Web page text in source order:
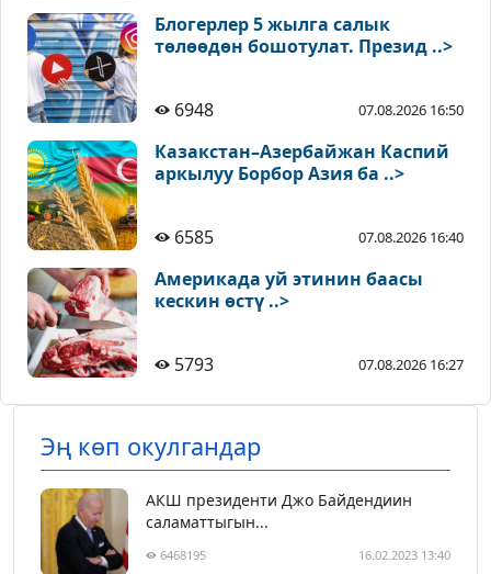
Блогерлер 5 жылга салык
төлөөдөн бошотулат. Презид ..>
6948 07.08.2026 16:50
Казакстан–Азербайжан Каспий
аркылуу Борбор Азия ба ..>
6585 07.08.2026 16:40
Америкада уй этинин баасы
кескин өстү ..>
5793 07.08.2026 16:27
Эң көп окулгандар
АКШ президенти Джо Байдендиин
саламаттыгын...
6468195 16.02.2023 13:40